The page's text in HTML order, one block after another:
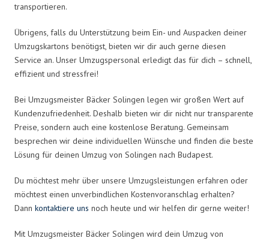
transportieren.
Übrigens, falls du Unterstützung beim Ein- und Auspacken deiner
Umzugskartons benötigst, bieten wir dir auch gerne diesen
Service an. Unser Umzugspersonal erledigt das für dich – schnell,
effizient und stressfrei!
Bei Umzugsmeister Bäcker Solingen legen wir großen Wert auf
Kundenzufriedenheit. Deshalb bieten wir dir nicht nur transparente
Preise, sondern auch eine kostenlose Beratung. Gemeinsam
besprechen wir deine individuellen Wünsche und finden die beste
Lösung für deinen Umzug von Solingen nach Budapest.
Du möchtest mehr über unsere Umzugsleistungen erfahren oder
möchtest einen unverbindlichen Kostenvoranschlag erhalten?
Dann kontaktiere uns noch heute und wir helfen dir gerne weiter!
Mit Umzugsmeister Bäcker Solingen wird dein Umzug von